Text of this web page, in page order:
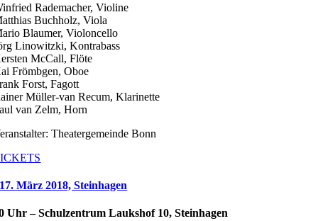
Rademacher, Violine
Buchholz, Viola
Blaumer, Violoncello
Linowitzki, Kontrabass
McCall, Flöte
Frömbgen, Oboe
Forst, Fagott
Müller-van Recum, Klarinette
van Zelm, Horn
Theatergemeinde Bonn
17. März 2018, Steinhagen
Uhr – Schulzentrum Laukshof 10, Steinhagen